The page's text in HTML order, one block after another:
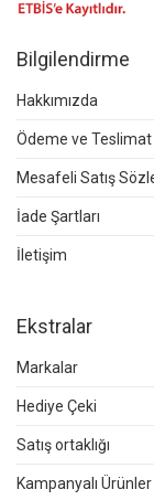
Bilgilendirme
Hakkımızda
Ödeme ve Teslimat
Mesafeli Satış
İade Şartları
İletişim
Ekstralar
Markalar
Hediye Çeki
Satış ortaklığı
Kampanyalı Ürünler